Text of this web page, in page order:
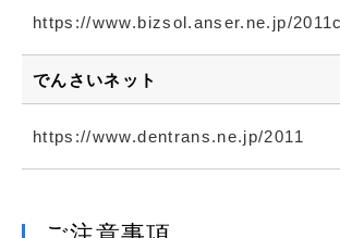
https://www.bizsol.anser.ne.jp/
でんさいネット
https://www.dentrans.ne.jp/2011